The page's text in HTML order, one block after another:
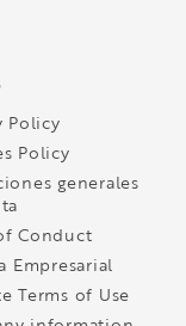
Policy
Policy
generales
Conduct
Empresarial
Terms of Use